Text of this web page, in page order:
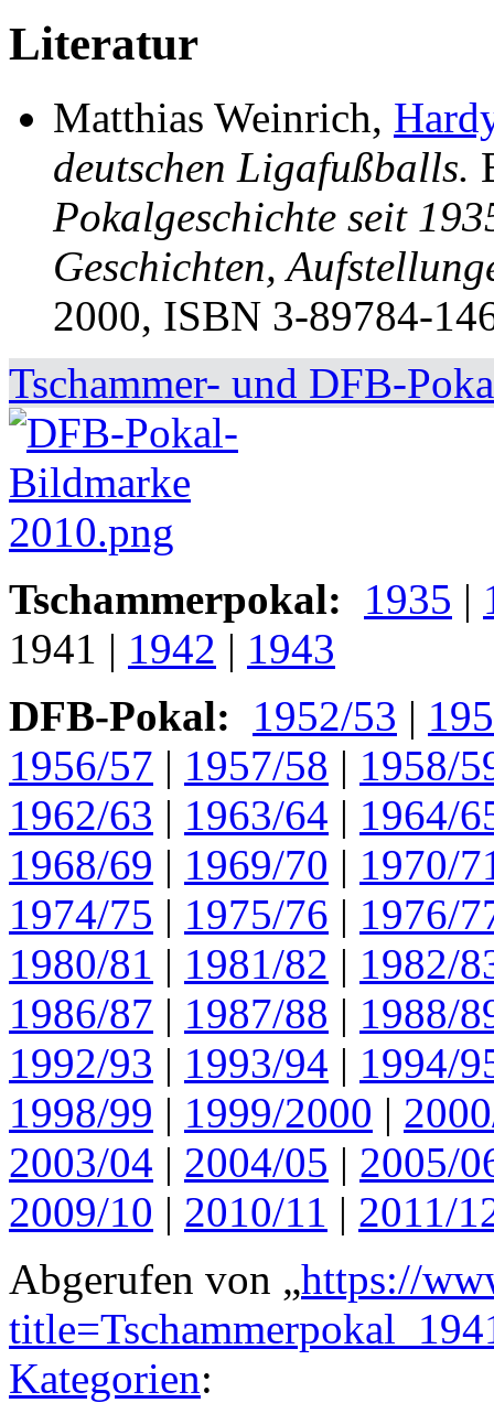
Literatur
Matthias Weinrich,
deutschen Ligafußballs.
Pokalgeschichte seit
Geschichten,
2000, ISBN 3-89784-
Tschammer- und DFB-
Tschammerpokal: 1935 |
1941 | 1942 | 1943
DFB-Pokal:
1952/53 |
1956/57 | 1957/58 | 1958/
1962/63 | 1963/64 | 1964/
1968/69 | 1969/70 | 1970/
1974/75 | 1975/76 | 1976/
1980/81 | 1981/82 | 1982/
1986/87 | 1987/88 | 1988/
1992/93 | 1993/94 | 1994/
1998/99 | 1999/2000 |
2003/04 | 2004/05 | 2005/
2009/10 | 2010/11 | 2011/
Abgerufen von „https://
Kategorien: